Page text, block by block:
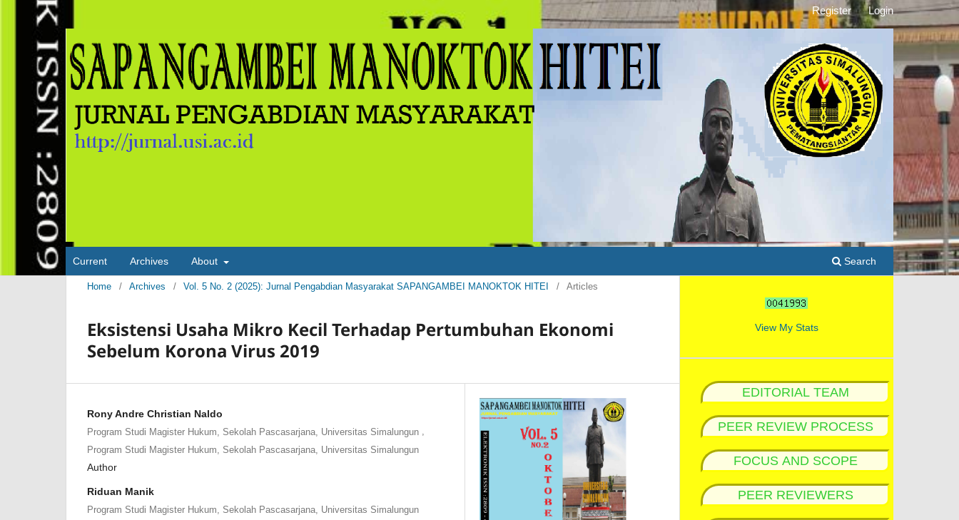
Current Archives About Search
Register Login
Home / Archives / Vol. 5 No. 2 (2025): Jurnal Pengabdian Masyarakat SAPANGAMBEI MANOKTOK HITEI / Articles
Eksistensi Usaha Mikro Kecil Terhadap Pertumbuhan Ekonomi
Sebelum Korona Virus 2019
Rony Andre Christian Naldo
Program Studi Magister Hukum, Sekolah Pascasarjana, Universitas Simalungun ,
Program Studi Magister Hukum, Sekolah Pascasarjana, Universitas Simalungun
Author
Riduan Manik
Program Studi Magister Hukum, Sekolah Pascasarjana, Universitas Simalungun
View My Stats
EDITORIAL TEAM
PEER REVIEW PROCESS
FOCUS AND SCOPE
PEER REVIEWERS